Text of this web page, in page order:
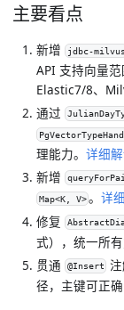
主要看点
新增 jdbc-milvus
API 支持向量范
Elastic7/8、
通过
理能力。 详细
新增
Map<K, V> 。详
修复
式），统一所有
贯通
@Insert
径，主键可正确